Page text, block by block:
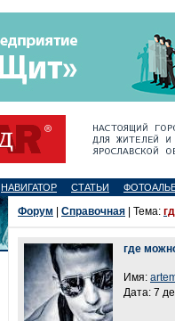
НАВИГАТОР СТАТЬИ
Форум Справочная | Тема:
где
Имя:
Дата: 7